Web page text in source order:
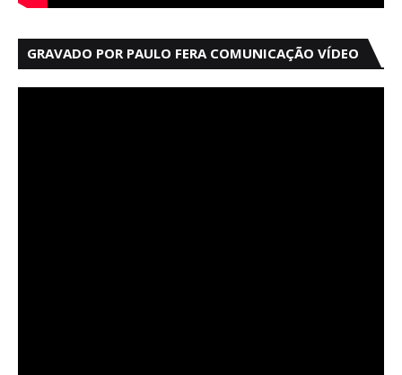
GRAVADO POR PAULO FERA COMUNICAÇÃO VÍDEO